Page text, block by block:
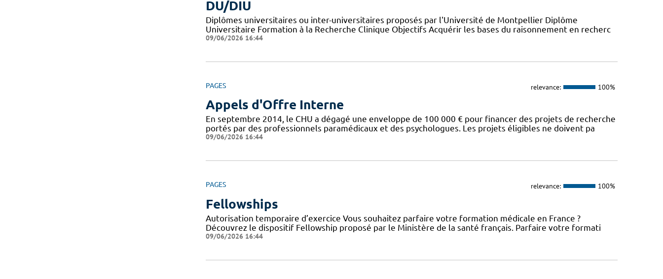
DU/DIU
Diplômes universitaires ou inter-universitaires proposés par l'Université de Montpellier Diplôme
Universitaire Formation à la Recherche Clinique Objectifs Acquérir les bases du raisonnement en recherc
09/06/2026 16:44
PAGES relevance: 100%
Appels d'Offre Interne
En septembre 2014, le CHU a dégagé une enveloppe de 100 000 € pour financer des projets de recherche
portés par des professionnels paramédicaux et des psychologues. Les projets éligibles ne doivent pa
09/06/2026 16:44
PAGES relevance: 100%
Fellowships
Autorisation temporaire d’exercice Vous souhaitez parfaire votre formation médicale en France ?
Découvrez le dispositif Fellowship proposé par le Ministère de la santé français. Parfaire votre formati
09/06/2026 16:44